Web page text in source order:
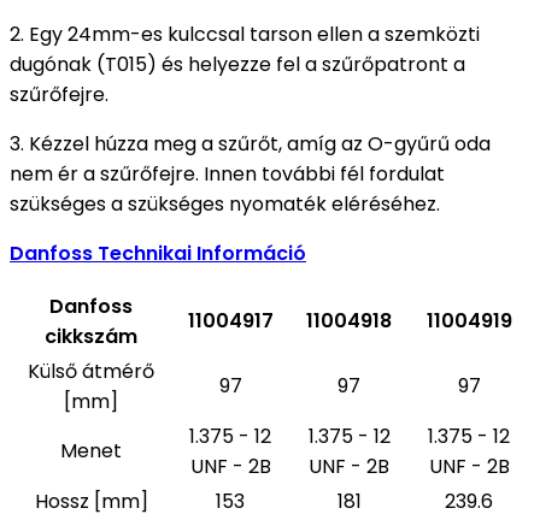
2. Egy 24mm-es kulccsal tarson ellen a szemközti
dugónak (T015) és helyezze fel a szűrőpatront a
szűrőfejre.
3. Kézzel húzza meg a szűrőt, amíg az O-gyűrű oda
nem ér a szűrőfejre. Innen további fél fordulat
szükséges a szükséges nyomaték eléréséhez.
Danfoss Technikai Információ
Danfoss
cikkszám
11004917 11004918
11004919
Külső átmérő
[mm]
97 97 97
Menet
1.375 - 12
UNF - 2B
1.375 - 12
UNF - 2B
1.375 - 12
UNF - 2B
Hossz [mm]
153 181 239.6